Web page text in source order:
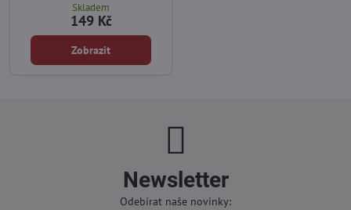
Skladem
149 Kč
Zobrazit
Newsletter
Odebírat naše novinky: